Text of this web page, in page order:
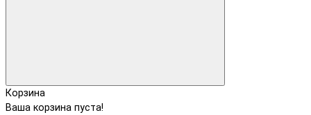
Корзина
Ваша корзина пуста!